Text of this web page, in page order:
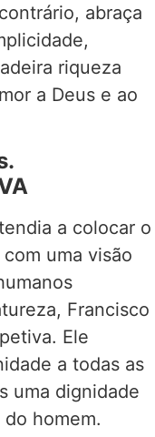
abraça
riqueza
a Deus e ao
a colocar o
uma visão
Francisco
Ele
a todas as
uma dignidade
homem.